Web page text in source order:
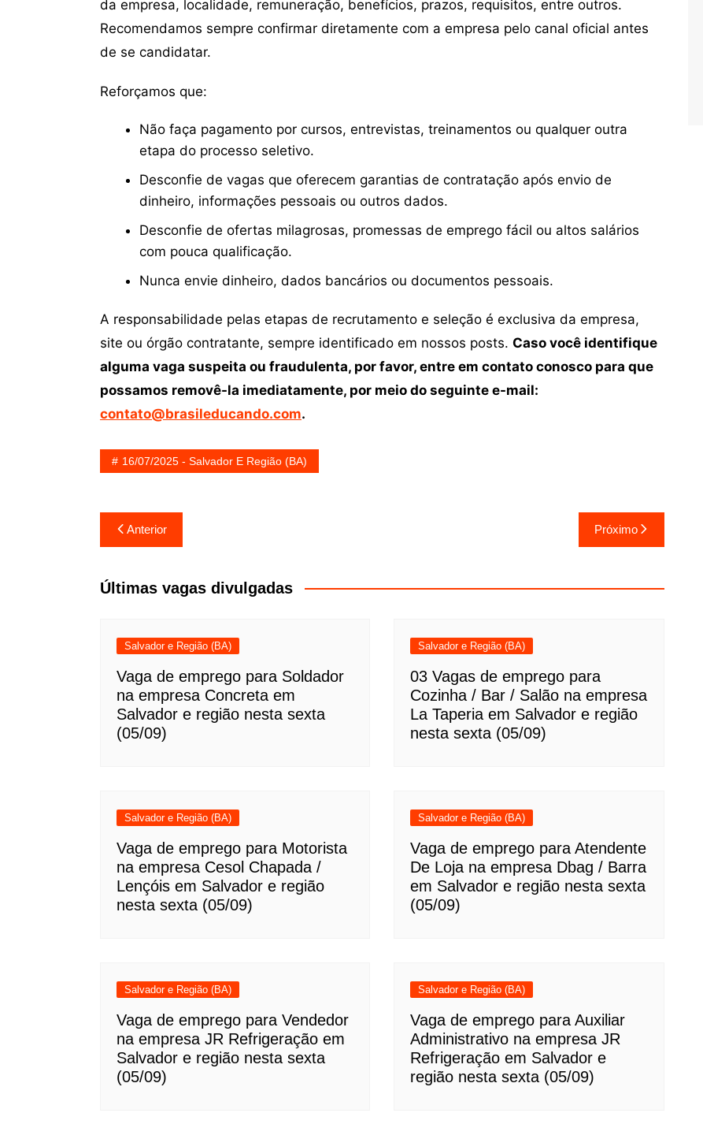
da empresa, localidade, remuneração, benefícios, prazos, requisitos, entre outros.
Recomendamos sempre confirmar diretamente com a empresa pelo canal oficial antes
de se candidatar.
Reforçamos que:
Não faça pagamento por cursos, entrevistas, treinamentos ou qualquer outra
etapa do processo seletivo.
Desconfie de vagas que oferecem garantias de contratação após envio de
dinheiro, informações pessoais ou outros dados.
Desconfie de ofertas milagrosas, promessas de emprego fácil ou altos salários
com pouca qualificação.
Nunca envie dinheiro, dados bancários ou documentos pessoais.
A responsabilidade pelas etapas de recrutamento e seleção é exclusiva da empresa,
site ou órgão contratante, sempre identificado em nossos posts. Caso você identifique
alguma vaga suspeita ou fraudulenta, por favor, entre em contato conosco para que
possamos removê-la imediatamente, por meio do seguinte e-mail:
contato@brasileducando.com.
16/07/2025 - Salvador E Região (BA)
Navegação
de
Post
Anterior Próximo
Últimas vagas divulgadas
Salvador e Região (BA)
Vaga de emprego para Soldador
na empresa Concreta em
Salvador e região nesta sexta
(05/09)
Salvador e Região (BA)
03 Vagas de emprego para
Cozinha / Bar / Salão na empresa
La Taperia em Salvador e região
nesta sexta (05/09)
Salvador e Região (BA)
Vaga de emprego para Motorista
na empresa Cesol Chapada /
Lençóis em Salvador e região
nesta sexta (05/09)
Salvador e Região (BA)
Vaga de emprego para Atendente
De Loja na empresa Dbag / Barra
em Salvador e região nesta sexta
(05/09)
Salvador e Região (BA)
Vaga de emprego para Vendedor
na empresa JR Refrigeração em
Salvador e região nesta sexta
(05/09)
Salvador e Região (BA)
Vaga de emprego para Auxiliar
Administrativo na empresa JR
Refrigeração em Salvador e
região nesta sexta (05/09)